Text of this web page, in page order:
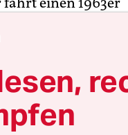
sauber gezielten
ordert.
wir nur
haben zwar eine